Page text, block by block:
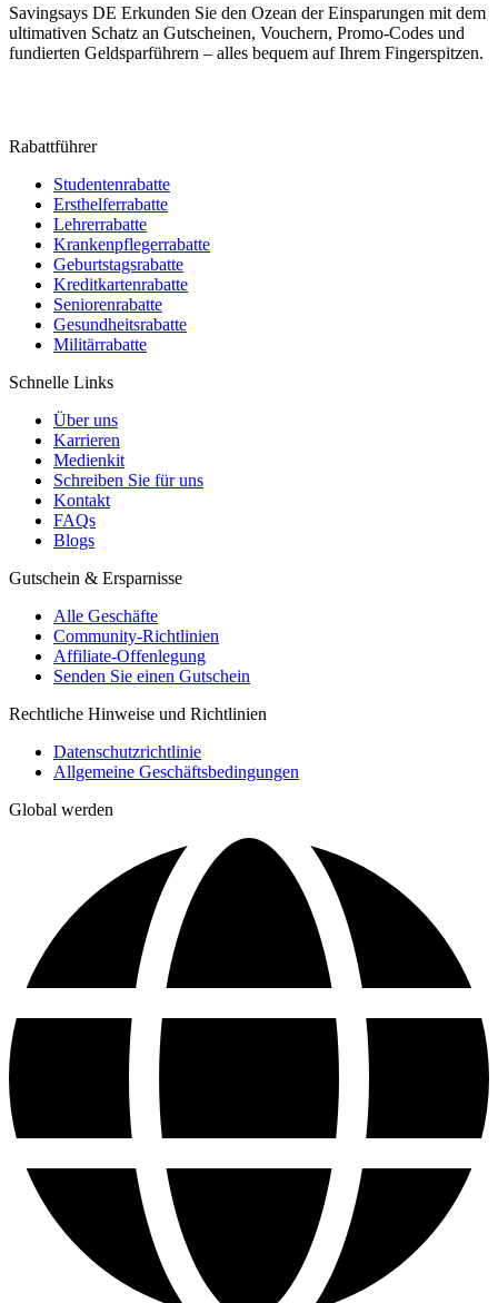
Savingsays DE Erkunden Sie den Ozean der Einsparungen mit dem
ultimativen Schatz an Gutscheinen, Vouchern, Promo-Codes und
fundierten Geldsparführern – alles bequem auf Ihrem Fingerspitzen.
Rabattführer
Studentenrabatte
Ersthelferrabatte
Lehrerrabatte
Krankenpflegerrabatte
Geburtstagsrabatte
Kreditkartenrabatte
Seniorenrabatte
Gesundheitsrabatte
Militärrabatte
Schnelle Links
Über uns
Karrieren
Medienkit
Schreiben Sie für uns
Kontakt
FAQs
Blogs
Gutschein & Ersparnisse
Alle Geschäfte
Community-Richtlinien
Affiliate-Offenlegung
Senden Sie einen Gutschein
Rechtliche Hinweise und Richtlinien
Datenschutzrichtlinie
Allgemeine Geschäftsbedingungen
Global werden